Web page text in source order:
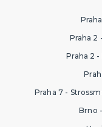
Praha 2
Praha 2 -
Praha 7 -
Brno